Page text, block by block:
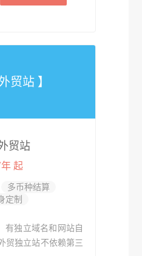
贸站 】
贸站
起
多币种结算
定制
有独立域名和网站自
贸独立站不依赖第三